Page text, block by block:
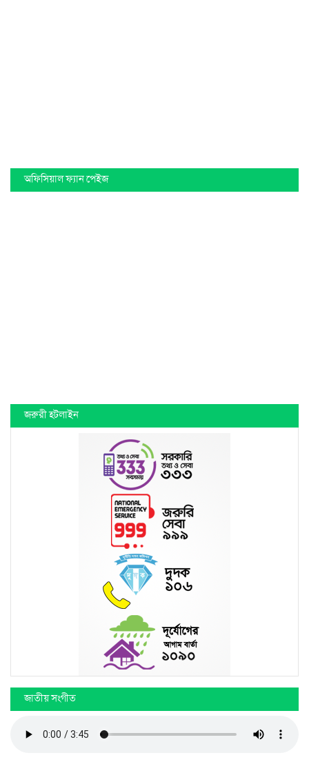
অফিসিয়াল ফ্যান পেইজ
জরুরী হটলাইন
জাতীয় সংগীত